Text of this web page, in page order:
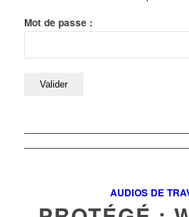
Mot de passe :
AUDIOS DE